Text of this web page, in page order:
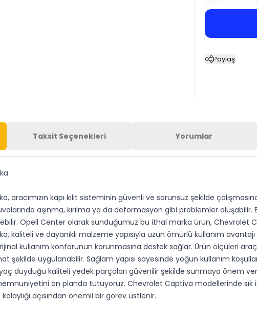
Paylaş
Taksit Seçenekleri Yorumlar
aracımızın kapı kilit sisteminin güvenli ve sorunsuz şekilde
aşınma, kırılma ya da deformasyon gibi problemler oluşabilir.
Opell Center olarak sunduğumuz bu ithal marka ürün,
kaliteli ve dayanıklı malzeme yapısıyla uzun ömürlü kullanım
kullanım konforunun korunmasına destek sağlar. Ürün ölçüleri
şekilde uygulanabilir. Sağlam yapısı sayesinde yoğun kullanım
duyduğu kaliteli yedek parçaları güvenilir şekilde sunmaya önem
ön planda tutuyoruz. Chevrolet Captiva modellerinde sık
açısından önemli bir görev üstlenir.